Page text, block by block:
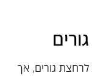
גורים, אך